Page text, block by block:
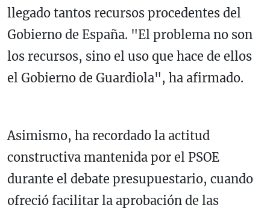
llegado tantos recursos procedentes del
Gobierno de España. "El problema no son
los recursos, sino el uso que hace de ellos
el Gobierno de Guardiola", ha afirmado.
Asimismo, ha recordado la actitud
constructiva mantenida por el PSOE
durante el debate presupuestario, cuando
ofreció facilitar la aprobación de las